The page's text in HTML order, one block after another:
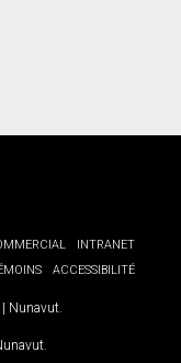
INTRANET
ACCESSIBILITÉ
| Nunavut